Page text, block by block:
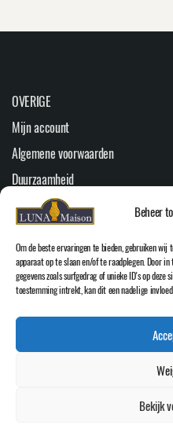
Beheer
Om de beste ervaringen te bieden, gebruiken
apparaat op te slaan en/of te raadplegen. Door
gegevens zoals surfgedrag of unieke ID's op
toestemming intrekt, kan dit een nadelige
Bekijk
OVERIGE
Mijn account
Algemene voorwaarden
Duurzaamheid
Veelgestelde vragen
Youtube
Cookiebeleid (EU)
HOOFDMENU
Home